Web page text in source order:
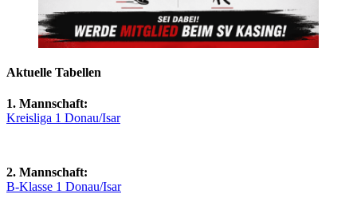
Aktuelle Tabellen
1. Mannschaft:
Kreisliga 1 Donau/Isar
2. Mannschaft:
B-Klasse 1 Donau/Isar